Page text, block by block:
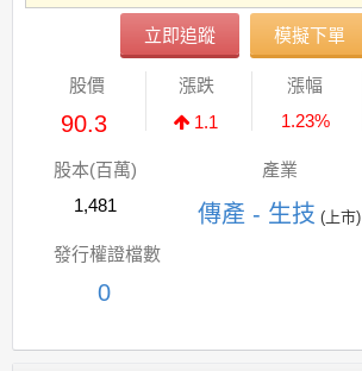
立即追蹤 模擬下單
股價
90.3
漲跌
1.1
漲幅
1.23%
股本(百萬)
1,481
產業
傳產 - 生技 (上市)
發行權證檔數
0